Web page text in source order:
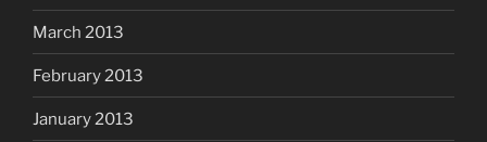
March 2013
February 2013
January 2013